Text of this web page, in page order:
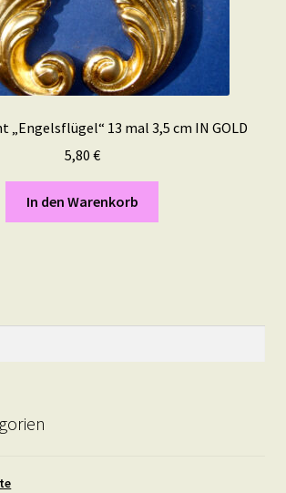
„Engelsflügel“ 13 mal 3,5 cm IN GOLD
5,80 €
In den Warenkorb